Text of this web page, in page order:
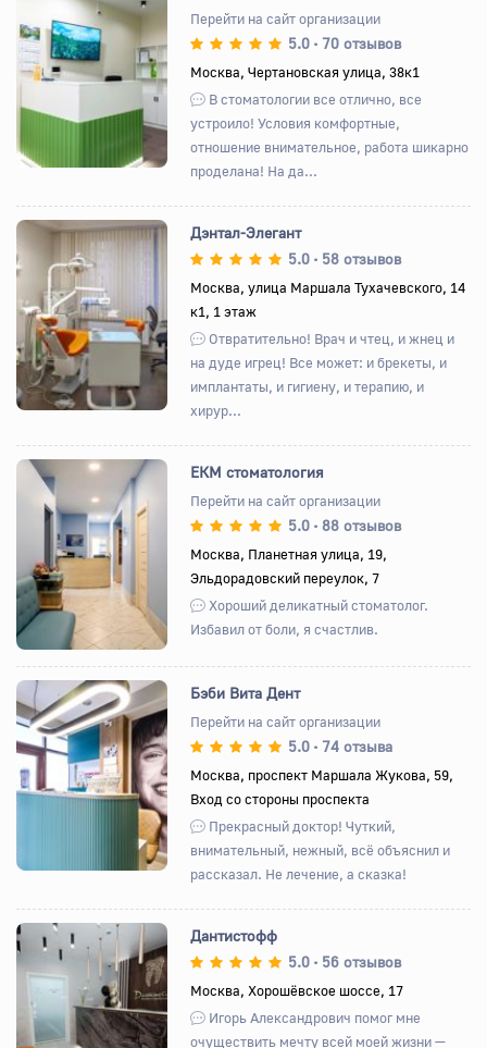
Назад Вперед
Перейти на сайт организации
5.0 • 70 отзывов
Москва, Чертановская улица, 38к1
В стоматологии все отлично, все
устроило! Условия комфортные,
отношение внимательное, работа шикарно
проделана! На да...
Назад Вперед
Дэнтал-Элегант
5.0 • 58 отзывов
Москва, улица Маршала Тухачевского, 14
к1, 1 этаж
Отвратительно! Врач и чтец, и жнец и
на дуде игрец! Все может: и брекеты, и
имплантаты, и гигиену, и терапию, и
хирур...
Назад Вперед
ЕКМ стоматология
Перейти на сайт организации
5.0 • 88 отзывов
Москва, Планетная улица, 19, ​
Эльдорадовский переулок, 7
Хороший деликатный стоматолог.
Избавил от боли, я счастлив.
Назад Вперед
Бэби Вита Дент
Перейти на сайт организации
5.0 • 74 отзыва
Москва, проспект Маршала Жукова, 59,
Вход со стороны проспекта
Прекрасный доктор! Чуткий,
внимательный, нежный, всё объяснил и
рассказал. Не лечение, а сказка!
Назад Вперед
Дантистофф
5.0 • 56 отзывов
Москва, Хорошёвское шоссе, 17
Игорь Александрович помог мне
очуществить мечту всей моей жизни —